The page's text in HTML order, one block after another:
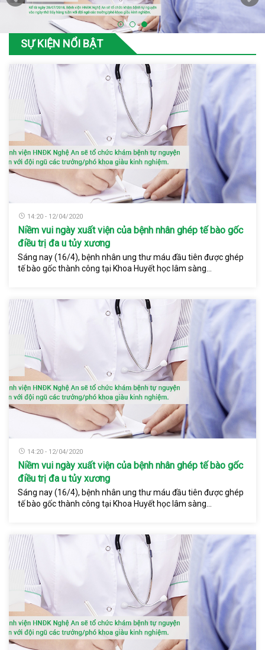
SỰ KIỆN NỔI BẬT
14:20 - 12/04/2020
Niềm vui ngày xuất viện của bệnh nhân ghép tế bào gốc
điều trị đa u tủy xương
Sáng nay (16/4), bệnh nhân ung thư máu đầu tiên được ghép
tế bào gốc thành công tại Khoa Huyết học lâm sàng...
14:20 - 12/04/2020
Niềm vui ngày xuất viện của bệnh nhân ghép tế bào gốc
điều trị đa u tủy xương
Sáng nay (16/4), bệnh nhân ung thư máu đầu tiên được ghép
tế bào gốc thành công tại Khoa Huyết học lâm sàng...